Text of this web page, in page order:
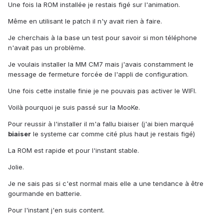
Une fois la ROM installée je restais figé sur l'animation.
Même en utilisant le patch il n'y avait rien à faire.
Je cherchais à la base un test pour savoir si mon téléphone
n'avait pas un problème.
Je voulais installer la MM CM7 mais j'avais constamment le
message de fermeture forcée de l'appli de configuration.
Une fois cette installe finie je ne pouvais pas activer le WIFI.
Voilà pourquoi je suis passé sur la MooKe.
Pour reussir à l'installer il m'a fallu biaiser (j'ai bien marqué
biaiser le systeme car comme cité plus haut je restais figé)
La ROM est rapide et pour l'instant stable.
Jolie.
Je ne sais pas si c'est normal mais elle a une tendance à être
gourmande en batterie.
Pour l'instant j'en suis content.